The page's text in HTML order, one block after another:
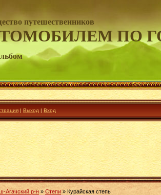
путешественников
ПО
| Выход | Вход
Агачский р-н » Степи» Курайская степь